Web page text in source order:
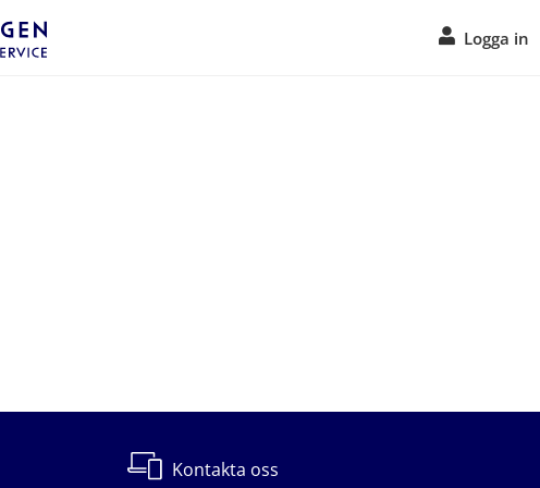
Logga in
Kontakta oss